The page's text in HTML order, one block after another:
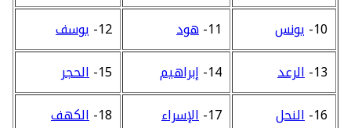
10- يونس 11- هود 12- يوسف
13- الرعد 14- إبراهيم 15- الحجر
16- النحل 17- الإسراء 18- الكهف